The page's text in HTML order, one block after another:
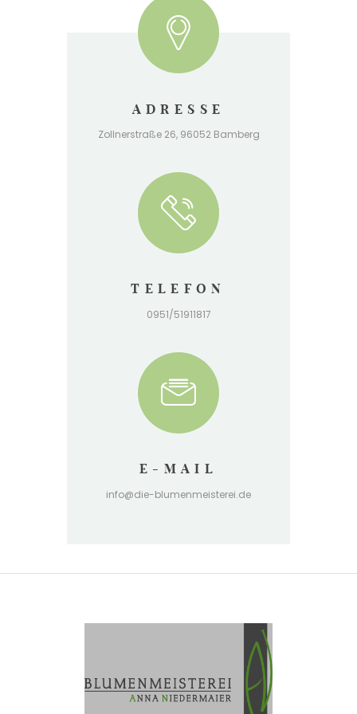
ADRESSE
Zollnerstraße 26, 96052 Bamberg
TELEFON
0951/51911817
E-MAIL
info@die-blumenmeisterei.de